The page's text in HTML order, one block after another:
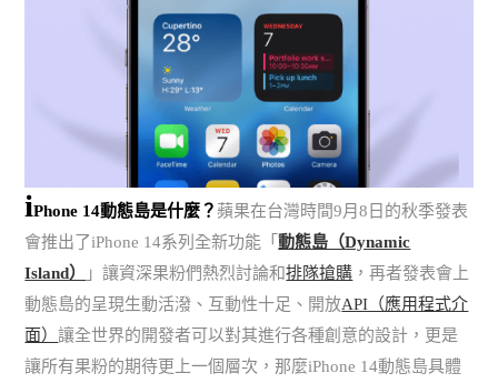
iPhone 14動態島是什麼？蘋果在台灣時間9月8日的秋季發表
會推出了iPhone 14系列全新功能「動態島（Dynamic
Island）
」讓資深果粉們熱烈討論和排隊搶購 ，再者發表會上
動態島的呈現生動活潑、互動性十足、開放API（應用程式介
面）讓全世界的開發者可以對其進行各種創意的設計，更是
讓所有果粉的期待更上一個層次，那麼iPhone 14動態島具體